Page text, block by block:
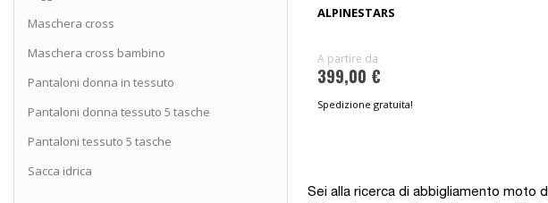
ALPINESTARS
A partire da
399,00 €
Spedizione gratuita!
Sei alla ricerca di abbigliamento moto
Maschera cross
Maschera cross bambino
Pantaloni donna in tessuto
Pantaloni donna tessuto 5 tasche
Pantaloni tessuto 5 tasche
Sacca idrica